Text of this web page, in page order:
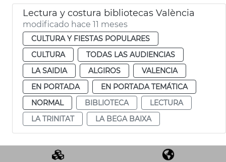
Lectura y costura bibliotecas València
modificado hace 11 meses
CULTURA Y FIESTAS POPULARES
CULTURA
TODAS LAS AUDIENCIAS
LA SAIDIA
ALGIROS
VALENCIA
EN PORTADA
EN PORTADA TEMÁTICA
NORMAL
BIBLIOTECA
LECTURA
LA TRINITAT
LA BEGA BAIXA